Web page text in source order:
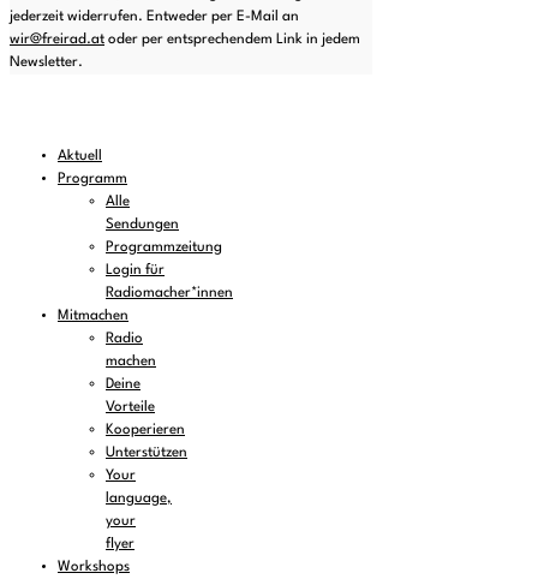
jederzeit widerrufen. Entweder per E-Mail an
wir@freirad.at oder per entsprechendem Link in jedem
Newsletter.
Aktuell
Programm
Alle
Sendungen
Programmzeitung
Login für
Radiomacher*innen
Mitmachen
Radio
machen
Deine
Vorteile
Kooperieren
Unterstützen
Your
language,
your
flyer
Workshops